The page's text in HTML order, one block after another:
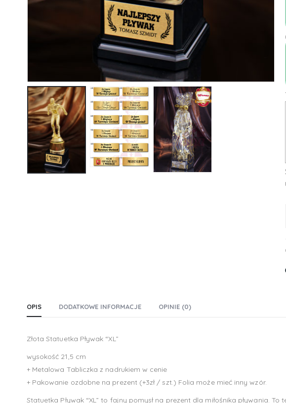
OPIS DODATKOWE INFORMACJE OPINIE (0)
Złota Statuetka Pływak “XL”
wysokość 21,5 cm
+ Metalowa Tabliczka z nadrukiem w cenie
+ Pakowanie ozdobne na prezent (+3zł / szt.) Folia może mieć inny wzór.
Statuetka Pływak “XL” to fajny pomysł na prezent dla miłośnika pływania.